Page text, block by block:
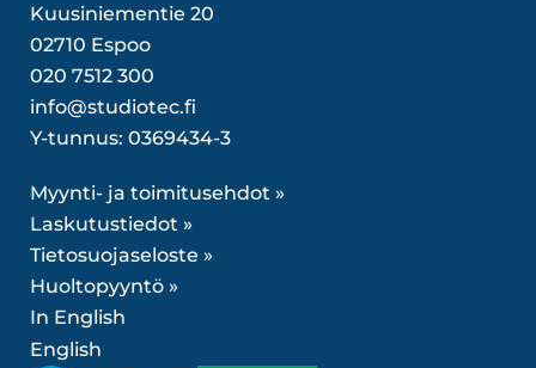
Kuusiniementie 20
02710 Espoo
020 7512 300
info@studiotec.fi
Y-tunnus: 0369434-3
Myynti- ja toimitusehdot »
Laskutustiedot »
Tietosuojaseloste »
Huoltopyyntö »
In English
English